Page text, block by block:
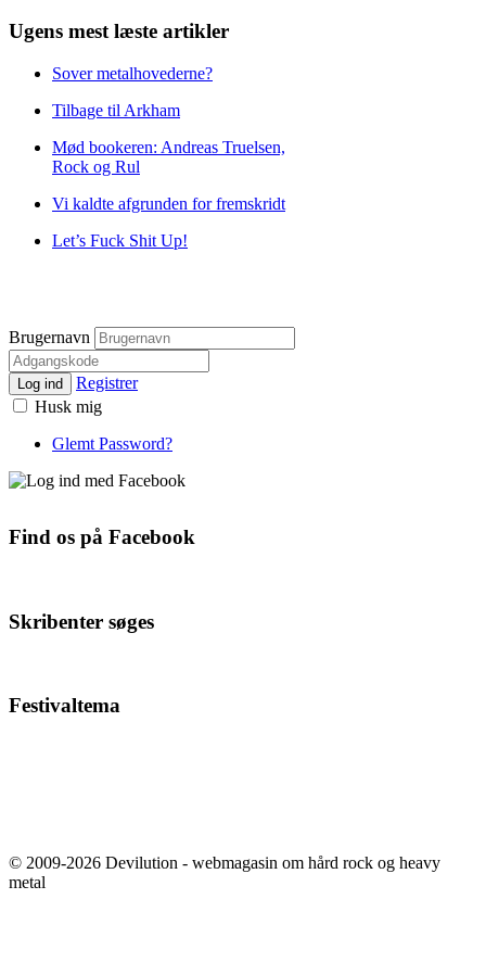
Ugens mest læste artikler
Sover metalhovederne?
Tilbage til Arkham
Mød bookeren: Andreas Truelsen,
Rock og Rul
Vi kaldte afgrunden for fremskridt
Let’s Fuck Shit Up!
Brugernavn
Log ind
Registrer
Husk mig
Glemt Password?
Find os på Facebook
Skribenter søges
Festivaltema
© 2009-2026 Devilution - webmagasin om hård rock og heavy
metal